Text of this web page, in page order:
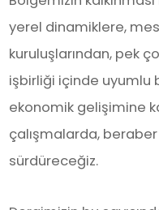
yerel dinamiklere,
kuruluşlarından, pek
işbirliği içinde uyumlu
ekonomik gelişimine
çalışmalarda,
sürdüreceğiz.